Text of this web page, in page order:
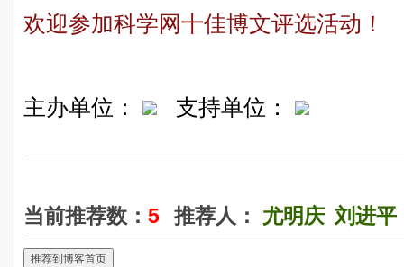
欢迎参加科学网十佳博文评选活动！
主办单位： 支持单位：
当前推荐数： 5 推荐人： 尤明庆 刘进平
推荐到博客首页